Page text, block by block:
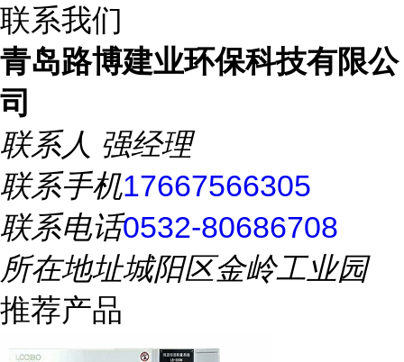
联系我们
青岛路博建业环保科技有限公
司
联系人 强经理
联系手机17667566305
联系电话0532-80686708
所在地址城阳区金岭工业园
推荐产品